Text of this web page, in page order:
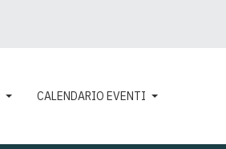
CALENDARIO EVENTI